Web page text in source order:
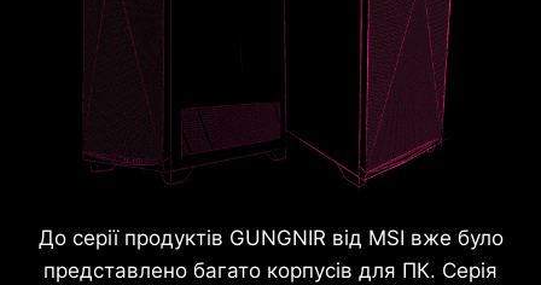
До серії продуктів GUNGNIR від MSI вже було
представлено багато корпусів для ПК. Серія